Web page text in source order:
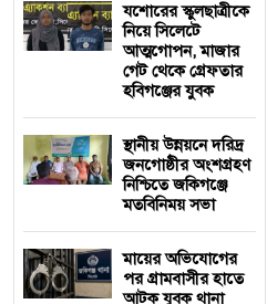
যশোরের স্কুলছাত্রীকে
নিয়ে সিলেটে
আত্মগোপন, মাজার
গেট থেকে গ্রেফতার
হবিগঞ্জের যুবক
স্থানীয় উন্নয়নে দরিদ্র
জনগোষ্ঠীর অংশগ্রহণ
নিশ্চিতে জকিগঞ্জে
মতবিনিময় সভা
মায়ের অভিযোগের
পর গ্রামবাসীর হাতে
আটক যুবক থানা